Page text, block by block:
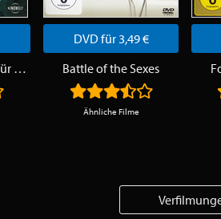
Damit ist die Sache für mich erledigt
DVD für 3,49 €
Battle of the Sexes
Ähnliche Filme